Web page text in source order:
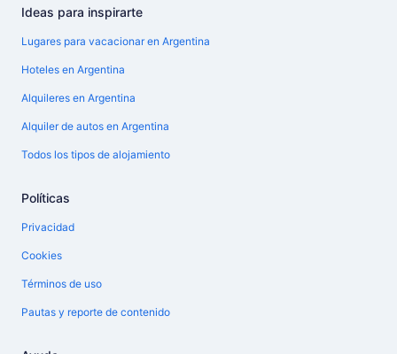
Ideas para inspirarte
Lugares para vacacionar en Argentina
Hoteles en Argentina
Alquileres en Argentina
Alquiler de autos en Argentina
Todos los tipos de alojamiento
Políticas
Privacidad
Cookies
Términos de uso
Pautas y reporte de contenido